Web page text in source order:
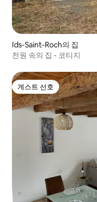
Ids-Saint-Roch의 집
전원 속의 집 - 코티지
게스트 선호
게스트 선호